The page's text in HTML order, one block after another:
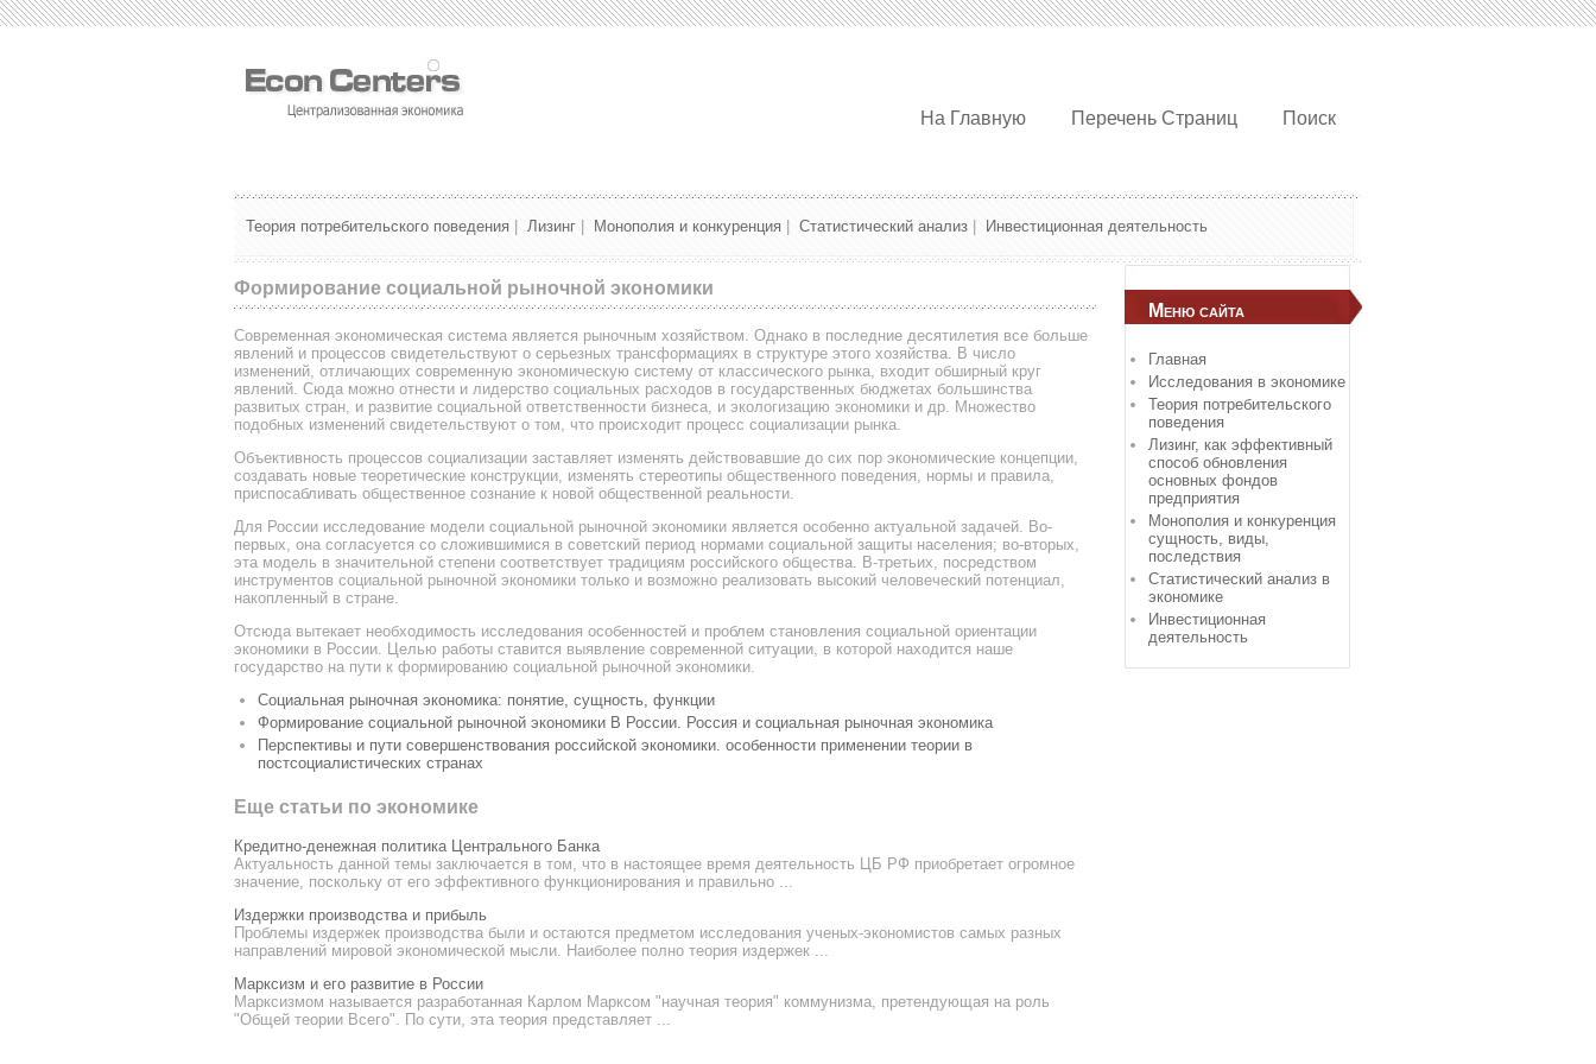
На Главную Перечень Страниц Поиск
Теория потребительского поведения Лизинг Монополия и конкуренция Статистический анализ Инвестиционная деятельность
Формирование социальной рыночной экономики
Современная экономическая система является рыночным хозяйством. Однако в последние десятилетия все больше
явлений и процессов свидетельствуют о серьезных трансформациях в структуре этого хозяйства. В число
изменений, отличающих современную экономическую систему от классического рынка, входит обширный круг
явлений. Сюда можно отнести и лидерство социальных расходов в государственных бюджетах большинства
развитых стран, и развитие социальной ответственности бизнеса, и экологизацию экономики и др. Множество
подобных изменений свидетельствуют о том, что происходит процесс социализации рынка.
Объективность процессов социализации заставляет изменять действовавшие до сих пор экономические концепции,
создавать новые теоретические конструкции, изменять стереотипы общественного поведения, нормы и правила,
приспосабливать общественное сознание к новой общественной реальности.
Для России исследование модели социальной рыночной экономики является особенно актуальной задачей. Во-
первых, она согласуется со сложившимися в советский период нормами социальной защиты населения; во-вторых,
эта модель в значительной степени соответствует традициям российского общества. В-третьих, посредством
инструментов социальной рыночной экономики только и возможно реализовать высокий человеческий потенциал,
накопленный в стране.
Отсюда вытекает необходимость исследования особенностей и проблем становления социальной ориентации
экономики в России. Целью работы ставится выявление современной ситуации, в которой находится наше
государство на пути к формированию социальной рыночной экономики.
Социальная рыночная экономика: понятие, сущность, функции
Формирование социальной рыночной экономики В России. Россия и социальная рыночная экономика
Перспективы и пути совершенствования российской экономики. особенности применении теории в
постсоциалистических странах
Еще статьи по экономике
Кредитно-денежная политика Центрального Банка
Актуальность данной темы заключается в том, что в настоящее время деятельность ЦБ РФ приобретает огромное
значение, поскольку от его эффективного функционирования и правильно ...
Издержки производства и прибыль
Проблемы издержек производства были и остаются предметом исследования ученых-экономистов самых разных
направлений мировой экономической мысли. Наиболее полно теория издержек ...
Марксизм и его развитие в России
Марксизмом называется разработанная Карлом Марксом "научная теория" коммунизма, претендующая на роль
"Общей теории Всего". По сути, эта теория представляет ...
Меню сайта
Главная
Исследования в экономике
Теория потребительского
поведения
Лизинг, как эффективный
способ обновления
основных фондов
предприятия
Монополия и конкуренция
сущность, виды,
последствия
Статистический анализ в
экономике
Инвестиционная
деятельность